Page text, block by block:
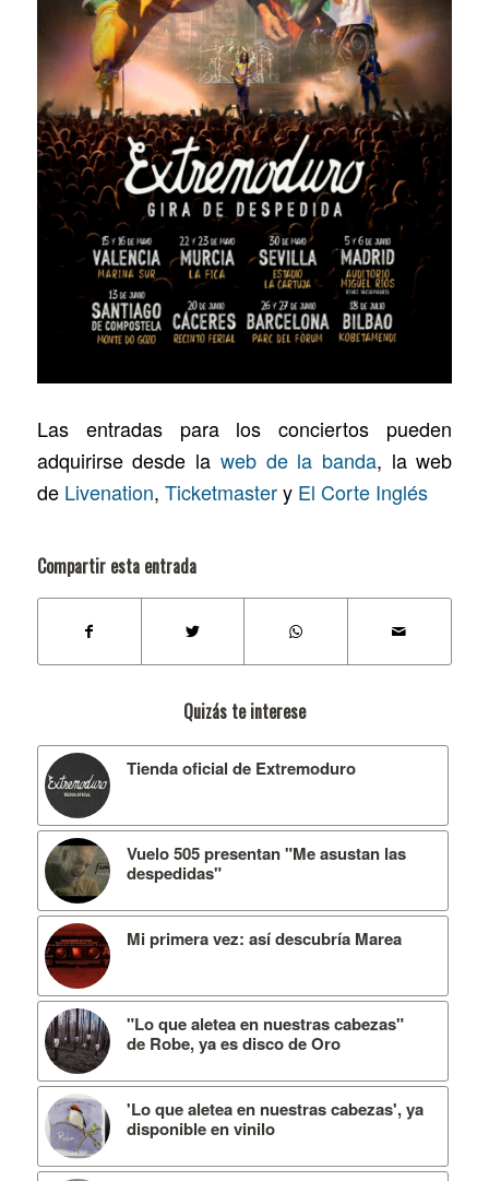
Las entradas para los conciertos pueden
adquirirse desde la web de la banda, la web
de Livenation, Ticketmastery El Corte Inglés
Compartir esta entrada
Quizás te interese
Tienda oficial de Extremoduro
Vuelo 505 presentan "Me asustan las
despedidas"
Mi primera vez: así descubría Marea
"Lo que aletea en nuestras cabezas"
de Robe, ya es disco de Oro
'Lo que aletea en nuestras cabezas', ya
disponible en vinilo